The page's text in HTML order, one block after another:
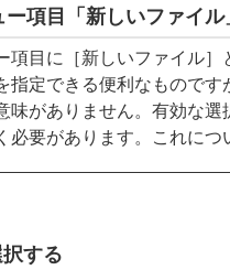
ー項目「新しいファイル
目に［新しいファイル］
指定できる便利なもので
味がありません。有効な
必要があります。これにつ
する